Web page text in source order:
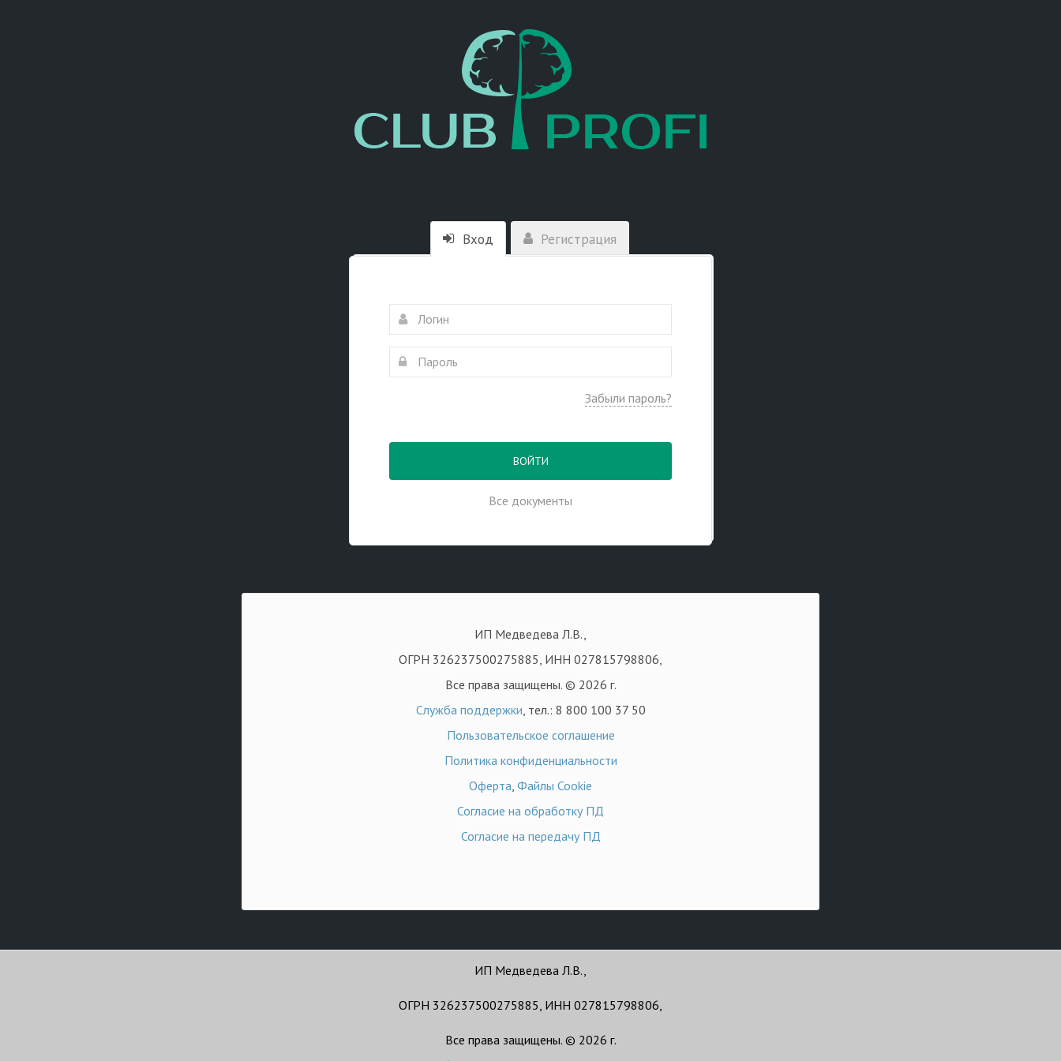
Вход Регистрация
Забыли пароль?
ВОЙТИ
Все документы
ИП Медведева Л.В.,
ОГРН 326237500275885, ИНН 027815798806,
Все права защищены. © 2026 г.
Служба поддержки, тел.: 8 800 100 37 50
Пользовательское соглашение
Политика конфиденциальности
Оферта, Файлы Cookie
Согласие на обработку ПД
Согласие на передачу ПД
ИП Медведева Л.В.,
ОГРН 326237500275885, ИНН 027815798806,
Все права защищены. © 2026 г.